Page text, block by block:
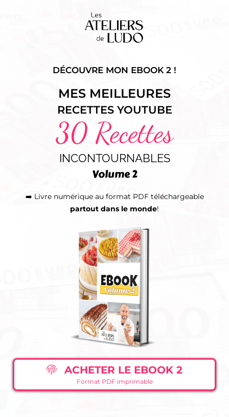
DÉCOUVRE MON EBOOK 2 !
MES MEILLEURES
RECETTES YOUTUBE
30 Recettes
INCONTOURNABLES
Volume 2
➡️ Livre numérique au format PDF téléchargeable
partout dans le monde!
ACHETER LE EBOOK 2
Format PDF imprimable